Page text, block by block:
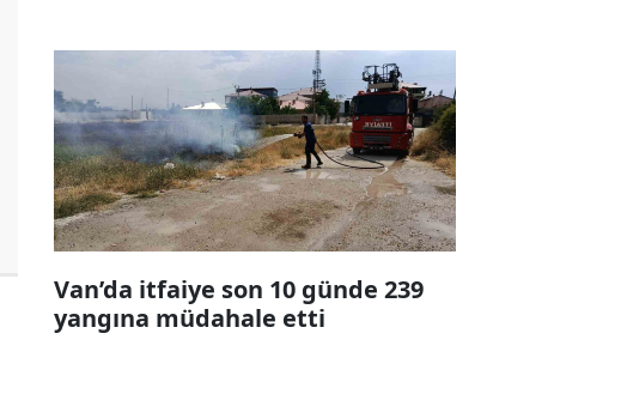
Van’da itfaiye son 10 günde 239
yangına müdahale etti